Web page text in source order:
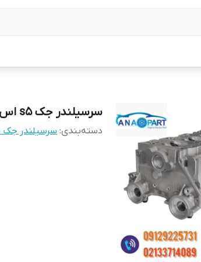
سرسیلندر جک s5 اس ۵ مناسب برای جک s5 دنده ای
دسته‌بندی: سرسیلندر جک s5